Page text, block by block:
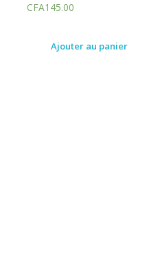
CFA145.00
Ajouter au panier